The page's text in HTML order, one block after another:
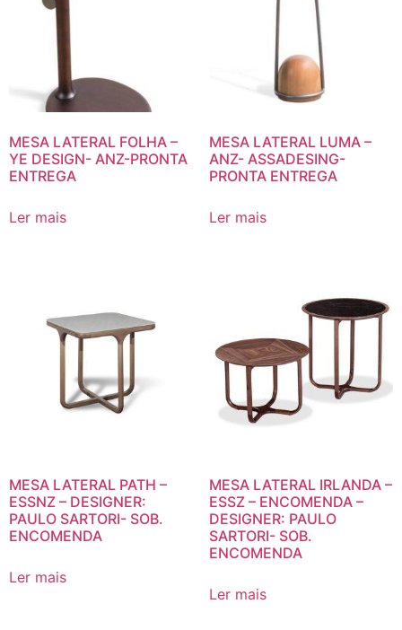
MESA LATERAL FOLHA –
YE DESIGN- ANZ-PRONTA
ENTREGA
Ler mais
MESA LATERAL LUMA –
ANZ- ASSADESING-
PRONTA ENTREGA
Ler mais
MESA LATERAL PATH –
ESSNZ – DESIGNER:
PAULO SARTORI- SOB.
ENCOMENDA
Ler mais
MESA LATERAL IRLANDA –
ESSZ – ENCOMENDA –
DESIGNER: PAULO
SARTORI- SOB.
ENCOMENDA
Ler mais